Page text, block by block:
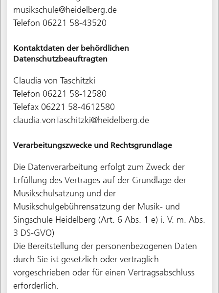
musikschule@heidelberg.de
Telefon 06221 58-43520
Kontaktdaten der behördlichen
Datenschutzbeauftragten
Claudia von Taschitzki
Telefon 06221 58-12580
Telefax 06221 58-4612580
claudia.vonTaschitzki@heidelberg.de
Verarbeitungszwecke und Rechtsgrundlage
Die Datenverarbeitung erfolgt zum Zweck der
Erfüllung des Vertrages auf der Grundlage der
Musikschulsatzung und der
Musikschulgebührensatzung der Musik- und
Singschule Heidelberg (Art. 6 Abs. 1 e) i. V. m. Abs.
3 DS-GVO)
Die Bereitstellung der personenbezogenen Daten
durch Sie ist gesetzlich oder vertraglich
vorgeschrieben oder für einen Vertragsabschluss
erforderlich.